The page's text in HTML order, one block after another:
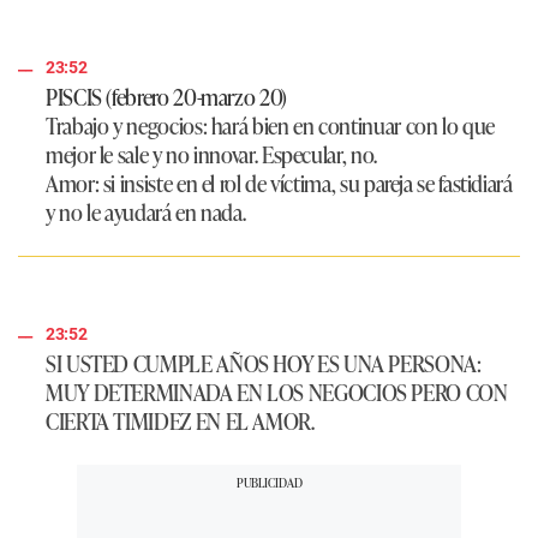
23:52
PISCIS (febrero 20-marzo 20)
Trabajo y negocios:hará bien en continuar con lo que
mejor le sale y no innovar. Especular, no.
Amor:si insiste en el rol de víctima, su pareja se fastidiará
y no le ayudará en nada.
23:52
SI USTED CUMPLE AÑOS HOY ES UNA PERSONA:
MUY DETERMINADA EN LOS NEGOCIOS PERO CON
CIERTA TIMIDEZ EN EL AMOR.